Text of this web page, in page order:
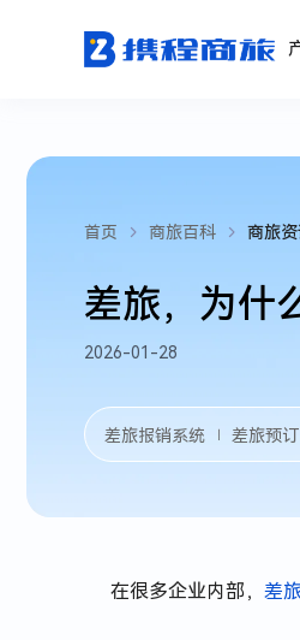
首页 商旅百科 商旅
差旅，为什
2026-01-28
差旅报销系统 差旅预订
在很多企业内部， 差